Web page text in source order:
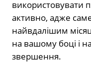
використовувати
активно, адже
найвдалішим
на вашому боці і
звершення.